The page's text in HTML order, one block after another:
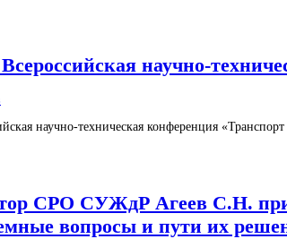
научно-
научно-техническая конференция
СРО СУЖдР Агеев С.Н.
вопросы и пути их